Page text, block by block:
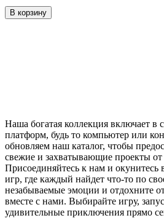
В корзину
Наша богатая коллекция включает в
платформ, будь то компьютер или
обновляем наш каталог, чтобы
свежие и захватывающие проекты от
Присоединяйтесь к нам и окунитесь
игр, где каждый найдет что-то по
незабываемые эмоции и отдохните
вместе с нами. Выбирайте игру,
удивительные приключения прямо